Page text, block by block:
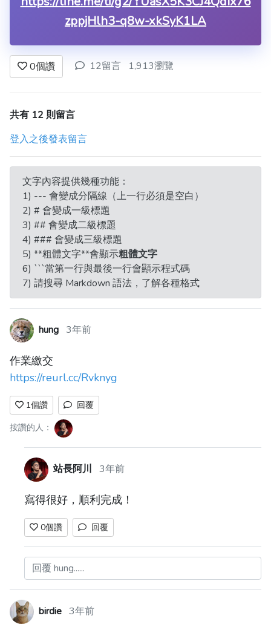
zppjHlh3-q8w-xkSyK1LA
0個讚 12留言 1,913瀏覽
共有 12 則留言
登入之後發表留言
文字內容提供幾種功能：
1) --- 會變成分隔線（上一行必須是空白）
2) # 會變成一級標題
3) ## 會變成二級標題
4) ### 會變成三級標題
5) **粗體文字**會顯示粗體文字
6) ```當第一行與最後一行會顯示程式碼
7) 請搜尋 Markdown 語法，了解各種格式
hung 3年前
作業繳交
https://reurl.cc/Rvknyg
1個讚
回覆
按讚的人：
站長阿川 3年前
寫得很好，順利完成！
0個讚 回覆
回覆 hung......
birdie 3年前